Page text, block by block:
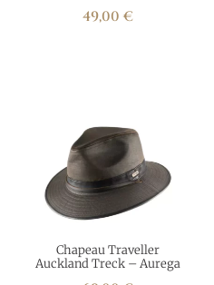
49,00 €
Chapeau Traveller
Auckland Treck – Aurega